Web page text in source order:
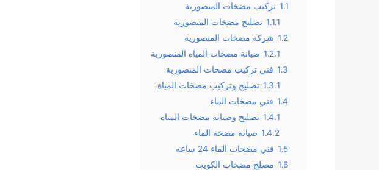
1.1 تركيب مضخات المنصورية
1.1.1 تصليح مضخات المنصورية
1.2 شركة مضخات المنصورية
1.2.1 صيانة مضخات المياه المنصورية
1.3 فني تركيب مضخات المنصورية
1.3.1 تصليح وتركيب مضخات المياة
1.4 فني مضخات الماء
1.4.1 تصليح وصيانة مضخات المياه
1.4.2 صيانة مضخه الماء
1.5 فني مضخات الماء 24 ساعه
1.6 مصلح مضخات الكويت